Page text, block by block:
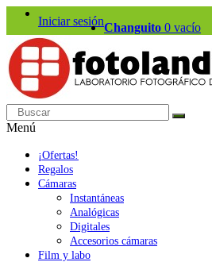
Iniciar sesiónChanguito 0 vacío
Menú
¡Ofertas!
Regalos
Cámaras
Instantáneas
Analógicas
Digitales
Accesorios cámaras
Film y labo